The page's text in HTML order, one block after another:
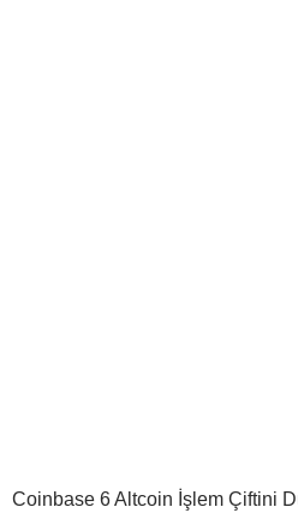
Coinbase 6 Altcoin İşlem Çiftini